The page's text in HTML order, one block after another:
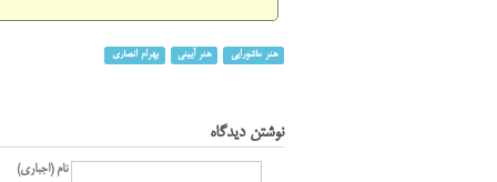
هنر عاشورایی هنر آیینی بهرام انصاری
نوشتن دیدگاه
نام (اجباری)